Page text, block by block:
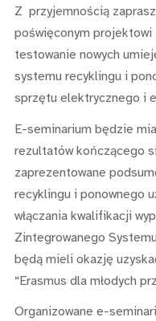
Z przyjemnością
poświęconym projektowi
testowanie nowych
systemu recyklingu i
sprzętu elektrycznego i
E-seminarium będzie
rezultatów kończącego
zaprezentowane
recyklingu i ponownego
włączania kwalifikacji
Zintegrowanego
będą mieli okazję
“Erasmus dla młodych
Organizowane e-